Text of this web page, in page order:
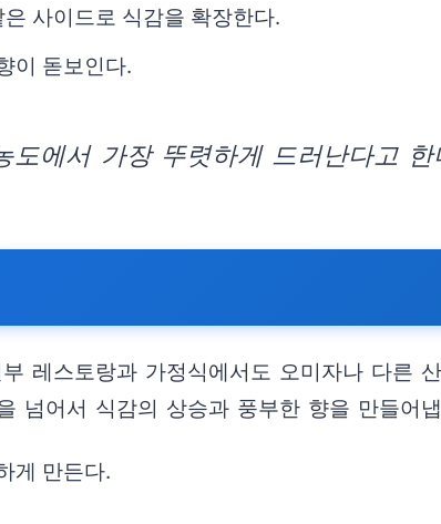
사이드로 식감을 확장한다.
이 돋보인다.
에서 가장 뚜렷하게 드러난다고 한
레스토랑과 가정식에서도 오미자나 다른
넘어서 식감의 상승과 풍부한 향을 만들어
게 만든다.